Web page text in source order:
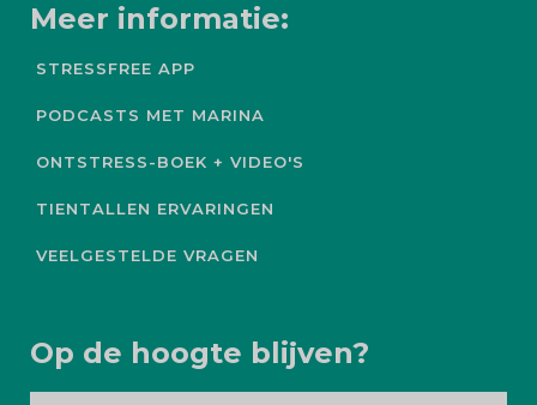
Meer informatie:
STRESSFREE APP
PODCASTS MET MARINA
ONTSTRESS-BOEK + VIDEO'S
TIENTALLEN ERVARINGEN
VEELGESTELDE VRAGEN
Op de hoogte blijven?